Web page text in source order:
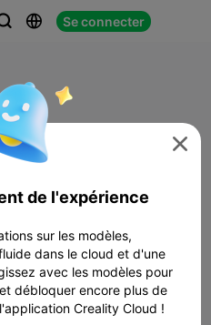
 Se connecter

de l'expérience
sur les modèles,
dans le cloud et d'une
avec les modèles pour
débloquer encore plus de
Creality Cloud !